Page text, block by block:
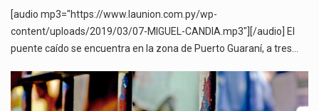
[audio mp3="https://www.launion.com.py/wp-
content/uploads/2019/03/07-MIGUEL-CANDIA.mp3"][/audio] El
puente caído se encuentra en la zona de Puerto Guaraní, a tres…